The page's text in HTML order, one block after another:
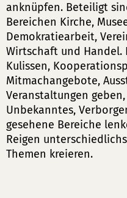
anknüpfen. Beteiligt
Bereichen Kirche,
Demokratiearbeit,
Wirtschaft und Handel.
Kulissen,
Mitmachangebote,
Veranstaltungen
Unbekanntes,
gesehene Bereiche
Reigen
Themen kreieren.